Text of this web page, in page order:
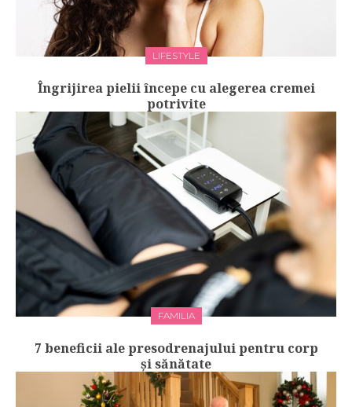
LIFESTYLE
Îngrijirea pielii începe cu alegerea cremei
potrivite
FAMILIA
7 beneficii ale presodrenajului pentru corp
și sănătate